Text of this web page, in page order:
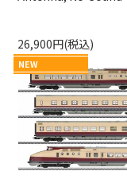
26,900円(税込)
NEW